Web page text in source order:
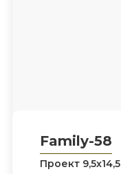
Family-58
Проект 9,5х14,5